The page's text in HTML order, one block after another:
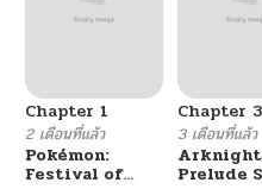
Chapter 1
2 เดือนที่แล้ว
Pokémon:
Festival of
Chapter 3
3 เดือนที่แล้ว
Prelude